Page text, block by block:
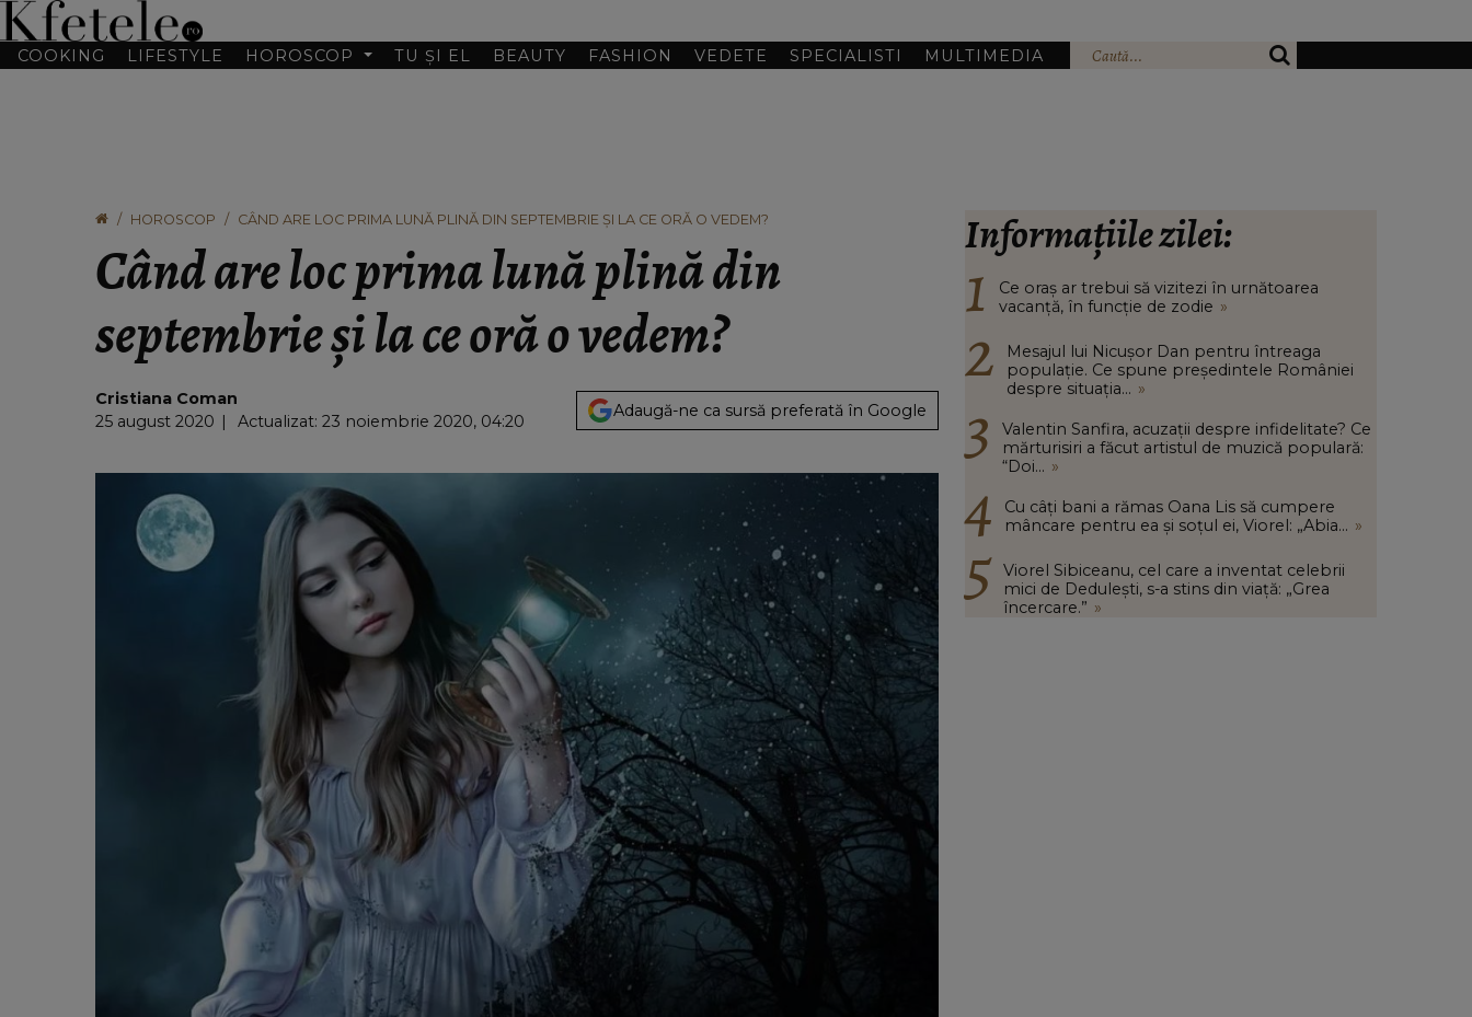
COOKING LIFESTYLE HOROSCOP TU ȘI EL BEAUTY FASHION VEDETE SPECIALISTI MULTIMEDIA
HOROSCOP CÂND ARE LOC PRIMA LUNĂ PLINĂ DIN SEPTEMBRIE ȘI LA CE ORĂ O VEDEM?
Când are loc prima lună plină din
septembrie și la ce oră o vedem?
Cristiana Coman
25 august 2020
Actualizat: 23 noiembrie 2020, 04:20
Adaugă-ne ca sursă preferată în Google
Informațiile zilei:
Ce oraș ar trebui să vizitezi în urnătoarea
vacanță, în funcție de zodie »
Mesajul lui Nicușor Dan pentru întreaga
populație. Ce spune președintele României
despre situația... »
Valentin Sanfira, acuzații despre infidelitate? Ce
mărturisiri a făcut artistul de muzică populară:
“Doi... »
Cu câți bani a rămas Oana Lis să cumpere
mâncare pentru ea și soțul ei, Viorel: „Abia... »
Viorel Sibiceanu, cel care a inventat celebrii
mici de Dedulești, s-a stins din viață: „Grea
încercare.” »